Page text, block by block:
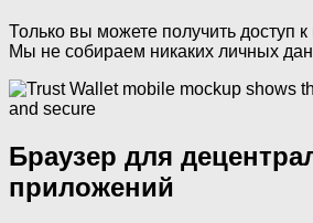
Только вы можете получить доступ
Мы не собираем никаких личных
Браузер для
приложений